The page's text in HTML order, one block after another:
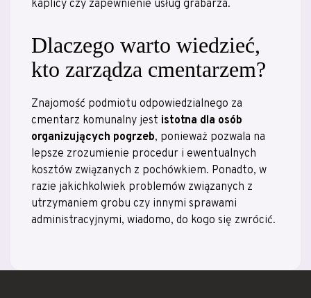
kaplicy czy zapewnienie usług grabarza.
Dlaczego warto wiedzieć,
kto zarządza cmentarzem?
Znajomość podmiotu odpowiedzialnego za
cmentarz komunalny jest istotna dla osób
organizujących pogrzeb, ponieważ pozwala na
lepsze zrozumienie procedur i ewentualnych
kosztów związanych z pochówkiem. Ponadto, w
razie jakichkolwiek problemów związanych z
utrzymaniem grobu czy innymi sprawami
administracyjnymi, wiadomo, do kogo się zwrócić.